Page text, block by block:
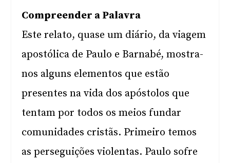
Compreender a Palavra
Este relato, quase um diário, da viagem
apostólica de Paulo e Barnabé, mostra-
nos alguns elementos que estão
presentes na vida dos apóstolos que
tentam por todos os meios fundar
comunidades cristãs. Primeiro temos
as perseguições violentas. Paulo sofre